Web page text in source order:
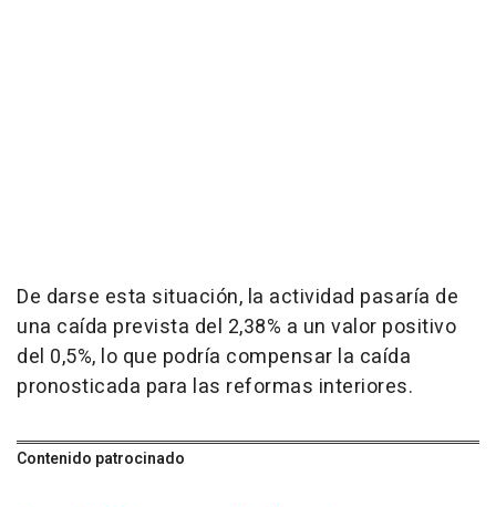
De darse esta situación, la actividad pasaría de
una caída prevista del 2,38% a un valor positivo
del 0,5%, lo que podría compensar la caída
pronosticada para las reformas interiores.
Contenido patrocinado